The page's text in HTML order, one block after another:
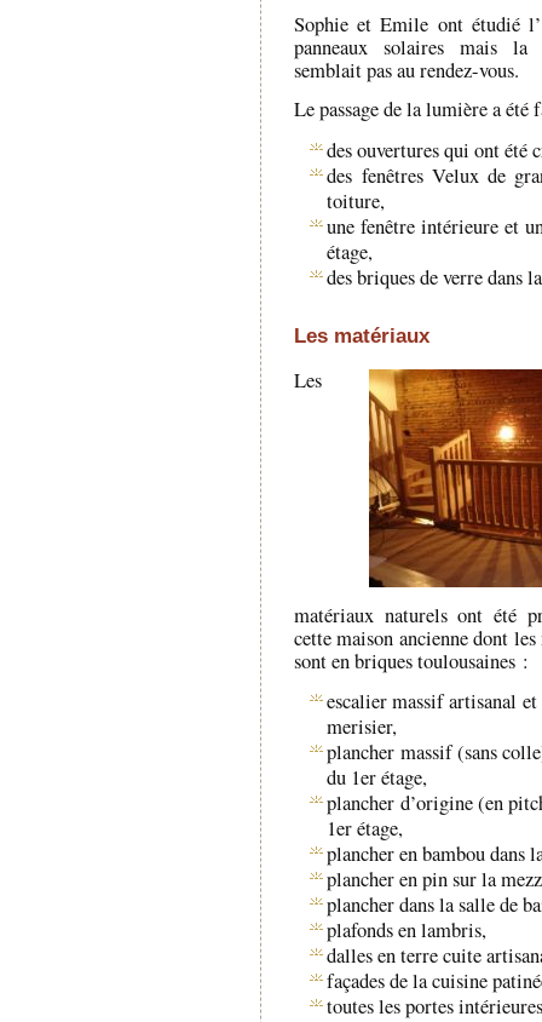
Sophie et Emile ont étudié
panneaux solaires mais la
semblait pas au rendez-vous.
Le passage de la lumière a été
des ouvertures qui ont été
des fenêtres Velux de
toiture,
une fenêtre intérieure et
étage,
des briques de verre dans
Les matériaux
Les
matériaux naturels ont été
cette maison ancienne dont
sont en briques toulousaines :
escalier massif artisanal
merisier,
plancher massif (sans
du 1er étage,
plancher d’origine (en
1er étage,
plancher en bambou dans
plancher en pin sur la
plancher dans la salle de
plafonds en lambris,
dalles en terre cuite
façades de la cuisine
toutes les portes